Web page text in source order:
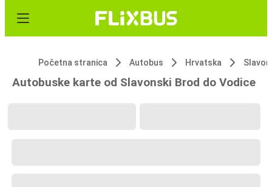
Početna stranica Autobus Hrvatska
Autobuske karte od Slavonski Brod do Vodice